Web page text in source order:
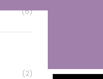
(6)
(2)